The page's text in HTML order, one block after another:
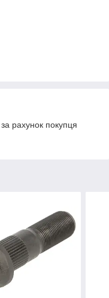
рахунок покупця